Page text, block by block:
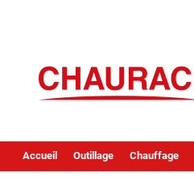
Accueil Outillage Chauffage